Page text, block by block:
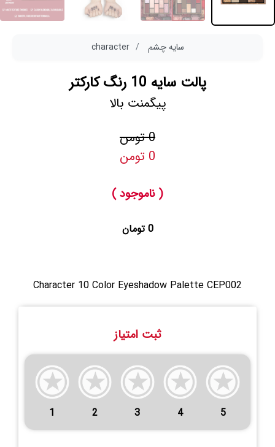
سایه چشم character
پالت سایه 10 رنگ کارکتر
پیگمنت بالا
0 تومن
0 تومن
( ناموجود )
0 تومان
Character 10 Color Eyeshadow Palette CEP002
ثبت امتیاز
1 2 3 4 5